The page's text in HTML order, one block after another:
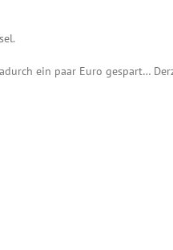
ein paar Euro gespart…